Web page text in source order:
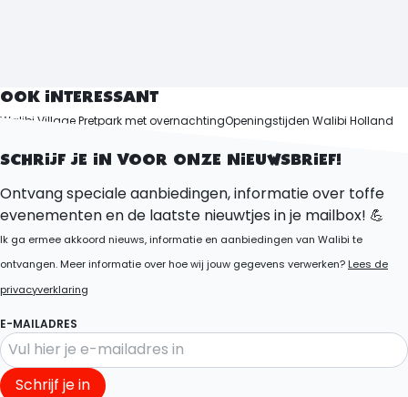
OOK INTERESSANT
Walibi Village Pretpark met overnachtingOpeningstijden Walibi Holland
SCHRIJF JE IN VOOR ONZE NIEUWSBRIEF!
Ontvang speciale aanbiedingen, informatie over toffe
evenementen en de laatste nieuwtjes in je mailbox! 💪
Ik ga ermee akkoord nieuws, informatie en aanbiedingen van Walibi te
ontvangen. Meer informatie over hoe wij jouw gegevens verwerken?Lees de
privacyverklaring
E-MAILADRES
Schrijf je in